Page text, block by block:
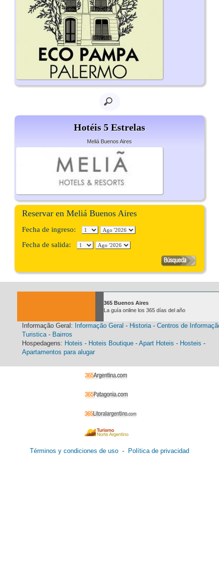
Hotéis 5 Estrelas
Meliá Buenos Aires
Reservar en Meliá Buenos Aires
Fecha de ingreso:
Fecha de salida:
365 Buenos Aires
La guía online los 365 días del año
Informação Geral: Informação Geral - Historia - Centros de
Turistica - Bairros
Hospedagens: Hoteis - Hoteis Boutique - Apart Hoteis - Hosteis -
Apartamentos para alugar
Términos y condiciones de uso - Política de privacidad